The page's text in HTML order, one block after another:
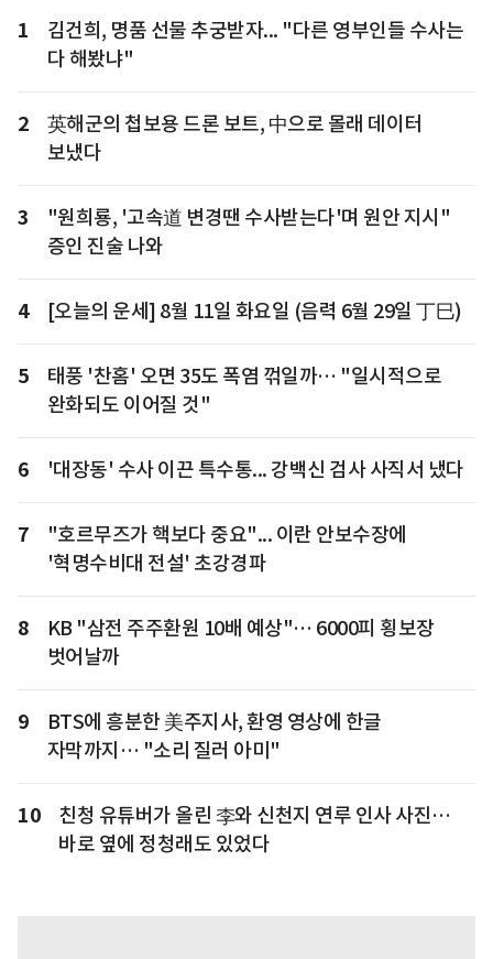
1
김건희, 명품 선물 추궁받자... "다른 영부인들 수사는
다 해봤냐"
2
英해군의 첩보용 드론 보트, 中으로 몰래 데이터
보냈다
3
"원희룡, '고속道 변경땐 수사받는다'며 원안 지시"
증인 진술 나와
4 [오늘의 운세] 8월 11일 화요일 (음력 6월 29일 丁巳)
5
태풍 '찬홈' 오면 35도 폭염 꺾일까… "일시적으로
완화되도 이어질 것"
6 '대장동' 수사 이끈 특수통... 강백신 검사 사직서 냈다
7
"호르무즈가 핵보다 중요"... 이란 안보수장에
'혁명수비대 전설' 초강경파
8
KB "삼전 주주환원 10배 예상"… 6000피 횡보장
벗어날까
9
BTS에 흥분한 美주지사, 환영 영상에 한글
자막까지… "소리 질러 아미"
10
친청 유튜버가 올린 李와 신천지 연루 인사 사진…
바로 옆에 정청래도 있었다